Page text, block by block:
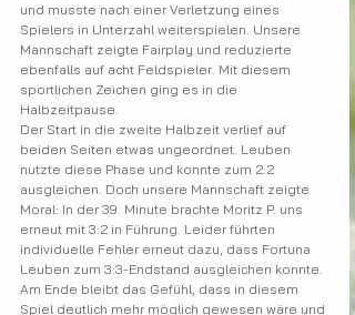
und musste nach einer Verletzung eines
Spielers in Unterzahl weiterspielen. Unsere
Mannschaft zeigte Fairplay und reduzierte
ebenfalls auf acht Feldspieler. Mit diesem
sportlichen Zeichen ging es in die
Halbzeitpause.
Der Start in die zweite Halbzeit verlief auf
beiden Seiten etwas ungeordnet. Leuben
nutzte diese Phase und konnte zum 2:2
ausgleichen. Doch unsere Mannschaft zeigte
Moral: In der 39. Minute brachte Moritz P. uns
erneut mit 3:2 in Führung. Leider führten
individuelle Fehler erneut dazu, dass Fortuna
Leuben zum 3:3-Endstand ausgleichen konnte.
Am Ende bleibt das Gefühl, dass in diesem
Spiel deutlich mehr möglich gewesen wäre und